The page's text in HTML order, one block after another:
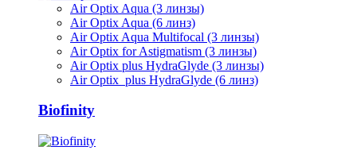
Air Optix Aqua (3 линзы)
Air Optix Aqua (6 линз)
Air Optix Aqua Multifocal (3 линзы)
Air Optix for Astigmatism (3 линзы)
Air Optix plus HydraGlyde (3 линзы)
Air Optix plus HydraGlyde (6 линз)
Biofinity